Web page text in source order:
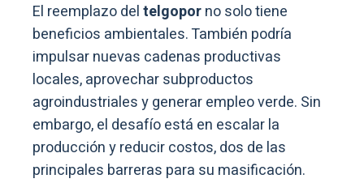
El reemplazo deltelgoporno solo tiene
beneficios ambientales. También podría
impulsar nuevas cadenas productivas
locales, aprovechar subproductos
agroindustriales y generar empleo verde. Sin
embargo, el desafío está en escalar la
producción y reducir costos, dos de las
principales barreras para su masificación.